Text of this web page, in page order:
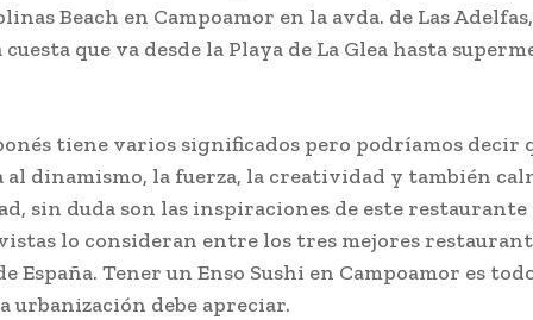
Beach en Campoamor en la avda. de Las
que va desde la Playa de La Glea hasta
tiene varios significados pero podríamos decir
dinamismo, la fuerza, la creatividad y también
sin duda son las inspiraciones de este restaurante
lo consideran entre los tres mejores
España. Tener un Enso Sushi en Campoamor es
urbanización debe apreciar.